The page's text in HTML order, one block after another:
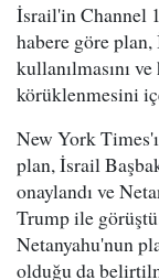
İsrail'in Channel
habere göre plan,
kullanılmasını
körüklenmesini
New York
plan, İsrail
onaylandı ve
Trump ile
Netanyahu'nun
olduğu da